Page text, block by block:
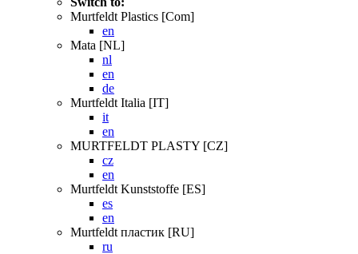
Murtfeldt Plastics [Com]
en
Mata [NL]
nl
en
de
Murtfeldt Italia [IT]
it
en
MURTFELDT PLASTY [CZ]
cz
en
Murtfeldt Kunststoffe [ES]
es
en
Murtfeldt пластик [RU]
ru